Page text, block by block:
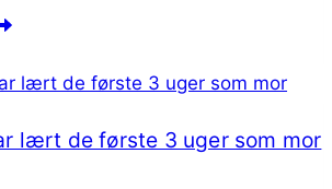
lært de første 3 uger som mor